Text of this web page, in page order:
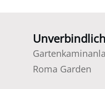
Roma Garden